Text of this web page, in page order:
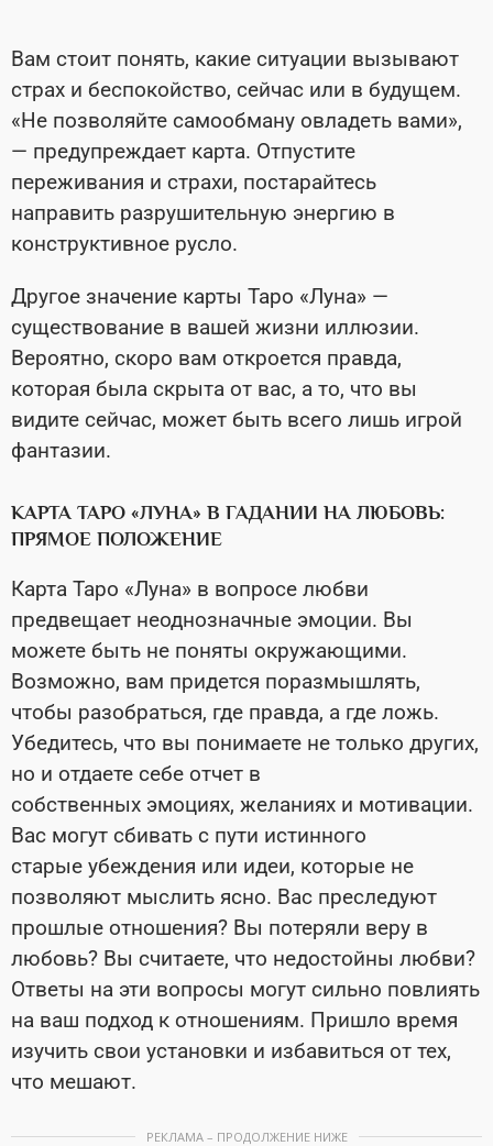
Вам стоит понять, какие ситуации вызывают
страх и беспокойство, сейчас или в будущем.
«Не позволяйте самообману овладеть вами»,
— предупреждает карта. Отпустите
переживания и страхи, постарайтесь
направить разрушительную энергию в
конструктивное русло.
Другое значение карты Таро «Луна» —
существование в вашей жизни иллюзии.
Вероятно, скоро вам откроется правда,
которая была скрыта от вас, а то, что вы
видите сейчас, может быть всего лишь игрой
фантазии.
КАРТА ТАРО «ЛУНА» В ГАДАНИИ НА ЛЮБОВЬ:
ПРЯМОЕ ПОЛОЖЕНИЕ
Карта Таро «Луна» в вопросе любви
предвещает неоднозначные эмоции. Вы
можете быть не поняты окружающими.
Возможно, вам придется поразмышлять,
чтобы разобраться, где правда, а где ложь.
Убедитесь, что вы понимаете не только других,
но и отдаете себе отчет в
собственных эмоциях, желаниях и мотивации.
Вас могут сбивать с пути истинного
старые убеждения или идеи, которые не
позволяют мыслить ясно. Вас преследуют
прошлые отношения? Вы потеряли веру в
любовь? Вы считаете, что недостойны любви?
Ответы на эти вопросы могут сильно повлиять
на ваш подход к отношениям. Пришло время
изучить свои установки и избавиться от тех,
что мешают.
РЕКЛАМА – ПРОДОЛЖЕНИЕ НИЖЕ